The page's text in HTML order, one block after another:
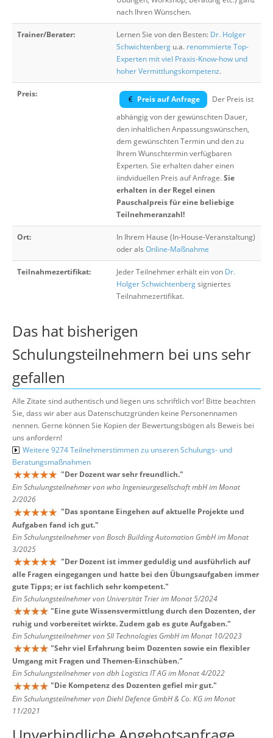
nach Ihren Wünschen.
Trainer/Berater: Lernen Sie von den Besten: Dr. Holger
Schwichtenberg u.a. renommierte Top-
Experten mit viel Praxis-Know-how und
hoher Vermittlungskompetenz.
Preis:
Preis auf Anfrage
Der Preis ist
abhängig von der gewünschten Dauer,
den inhaltlichen Anpassungswünschen,
dem gewünschten Termin und den zu
Ihrem Wunschtermin verfügbaren
Experten. Sie erhalten daher einen
iindviduellen Preis auf Anfrage.Sie
erhalten in der Regel einen
Pauschalpreis für eine beliebige
Teilnehmeranzahl!
Ort:
In Ihrem Hause (In-House-Veranstaltung)
oder als Online-Maßnahme
Teilnahmezertifikat: Jeder Teilnehmer erhält ein von Dr.
Holger Schwichtenbergsigniertes
Teilnahmezertifikat.
Das hat bisherigen
Schulungsteilnehmern bei uns sehr
gefallen
Alle Zitate sind authentisch und liegen uns schriftlich vor! Bitte beachten
Sie, dass wir aber aus Datenschutzgründen keine Personennamen
nennen. Gerne können Sie Kopien der Bewertungsbögen als Beweis bei
uns anfordern!
Weitere 9274 Teilnehmerstimmen zu unseren Schulungs- und
Beratungsmaßnahmen
"Der Dozent war sehr freundlich."
Ein Schulungsteilnehmer von who Ingenieurgesellschaft mbH im Monat
2/2026
"Das spontane Eingehen auf aktuelle Projekte und
Aufgaben fand ich gut."
Ein Schulungsteilnehmer von Bosch Building Automation GmbH im Monat
3/2025
"Der Dozent ist immer geduldig und ausführlich auf
alle Fragen eingegangen und hatte bei den Übungsaufgaben immer
gute Tipps; er ist fachlich sehr kompetent."
Ein Schulungsteilnehmer von Universität Trier im Monat 5/2024
"Eine gute Wissensvermittlung durch den Dozenten, der
ruhig und vorbereitet wirkte. Zudem gab es gute Aufgaben."
Ein Schulungsteilnehmer von SII Technologies GmbH im Monat 10/2023
"Sehr viel Erfahrung beim Dozenten sowie ein flexibler
Umgang mit Fragen und Themen-Einschüben."
Ein Schulungsteilnehmer von dbh Logistics IT AG im Monat 4/2022
"Die Kompetenz des Dozenten gefiel mir gut."
Ein Schulungsteilnehmer von Diehl Defence GmbH & Co. KG im Monat
11/2021